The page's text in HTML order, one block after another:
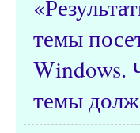
темы
Windows.
темы